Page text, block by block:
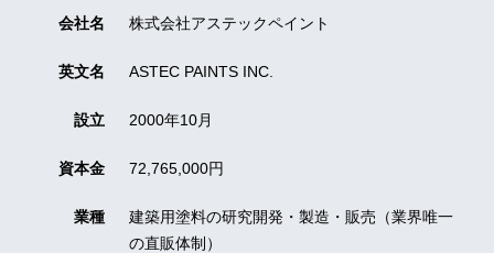
会社名 株式会社アステックペイント
英文名 ASTEC PAINTS INC.
設立 2000年10月
資本金 72,765,000円
業種
建築用塗料の研究開発・製造・販売（業界唯一
の直販体制）